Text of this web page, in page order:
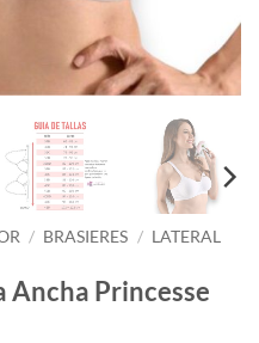
/ BRASIERES / LATERAL
Ancha Princesse